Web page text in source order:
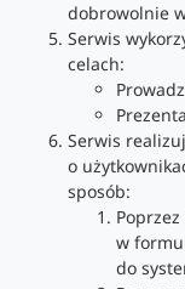
dobrowolnie
Serwis
celach:
Serwis
o
sposób:
w
do